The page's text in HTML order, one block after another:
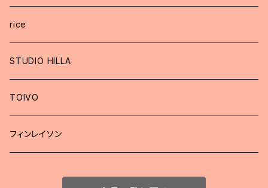
rice
STUDIO HILLA
TOIVO
フィンレイソン